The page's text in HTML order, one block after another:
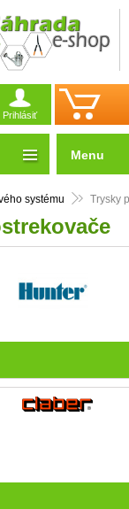
Prihlásiť
systému Trysky
Menu